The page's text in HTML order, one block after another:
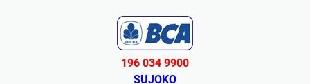
196 034 9900
SUJOKO